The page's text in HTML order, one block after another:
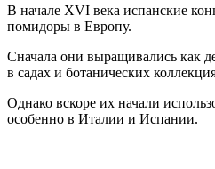
В начале XVI века испанские
помидоры в Европу.
Сначала они выращивались как
в садах и ботанических
Однако вскоре их начали
особенно в Италии и Испании.